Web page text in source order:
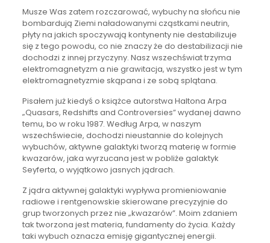
Musze Was zatem rozczarować, wybuchy na słońcu nie
bombardują Ziemi naładowanymi cząstkami neutrin,
płyty na jakich spoczywają kontynenty nie destabilizuje
się z tego powodu, co nie znaczy że do destabilizacji nie
dochodzi z innej przyczyny. Nasz wszechświat trzyma
elektromagnetyzm a nie grawitacja, wszystko jest w tym
elektromagnetyzmie skąpana i ze sobą splątana.
Pisałem już kiedyś o książce autorstwa Haltona Arpa
„Quasars, Redshifts and Controversies” wydanej dawno
temu, bo w roku 1987. Według Arpa, w naszym
wszechświecie, dochodzi nieustannie do kolejnych
wybuchów, aktywne galaktyki tworzą materię w formie
kwazarów, jaka wyrzucana jest w pobliże galaktyk
Seyferta, o wyjątkowo jasnych jądrach.
Z jądra aktywnej galaktyki wypływa promieniowanie
radiowe i rentgenowskie skierowane precyzyjnie do
grup tworzonych przez nie „kwazarów”. Moim zdaniem
tak tworzona jest materia, fundamenty do życia. Każdy
taki wybuch oznacza emisję gigantycznej energii.